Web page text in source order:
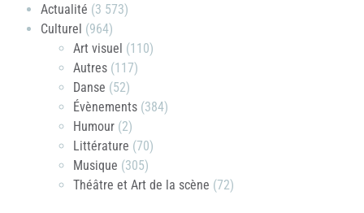
Actualité (3 573)
Culturel (964)
Art visuel (110)
Autres (117)
Danse (52)
Évènements (384)
Humour (2)
Littérature (70)
Musique (305)
Théâtre et Art de la scène (72)